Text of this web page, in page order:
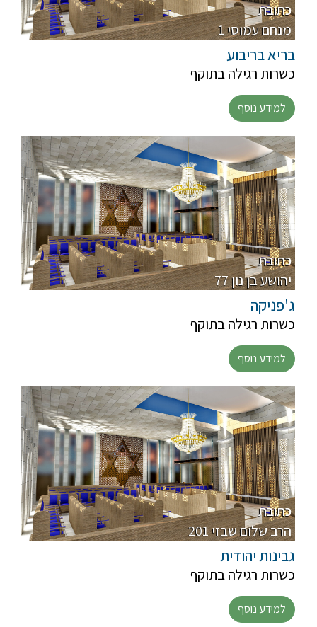
כתובת
1 מנחם עמוסי
בריא בריבוע
כשרות רגילה בתוקף
למידע נוסף
כתובת
77 יהושע בן נון
ג'פניקה
כשרות רגילה בתוקף
למידע נוסף
כתובת
201 הרב שלום שבזי
גבינות יהודית
כשרות רגילה בתוקף
למידע נוסף